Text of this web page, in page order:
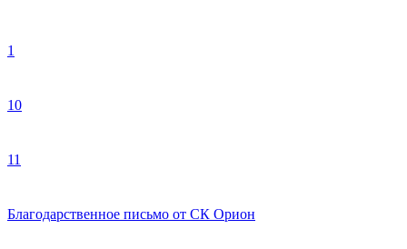
1
10
11
Благодарственное письмо от СК Орион